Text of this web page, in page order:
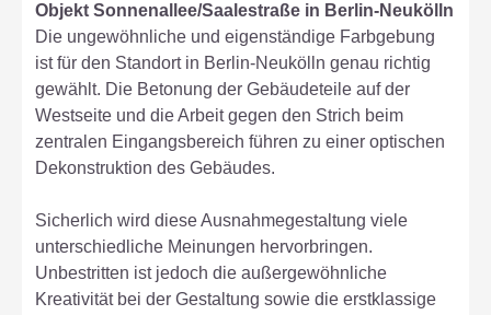
Objekt Sonnenallee/Saalestraße in Berlin-Neukölln
Die ungewöhnliche und eigenständige Farbgebung
ist für den Standort in Berlin-Neukölln genau richtig
gewählt. Die Betonung der Gebäudeteile auf der
Westseite und die Arbeit gegen den Strich beim
zentralen Eingangsbereich führen zu einer optischen
Dekonstruktion des Gebäudes.
Sicherlich wird diese Ausnahmegestaltung viele
unterschiedliche Meinungen hervorbringen.
Unbestritten ist jedoch die außergewöhnliche
Kreativität bei der Gestaltung sowie die erstklassige